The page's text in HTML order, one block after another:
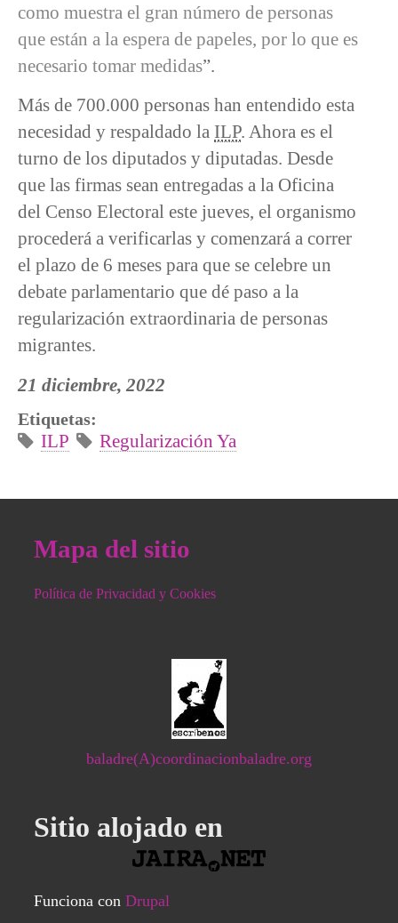
como muestra el gran número de personas
que están a la espera de papeles, por lo que es
necesario tomar medidas”.
Más de 700.000 personas han entendido esta
necesidad y respaldado la ILP. Ahora es el
turno de los diputados y diputadas. Desde
que las firmas sean entregadas a la Oficina
del Censo Electoral este jueves, el organismo
procederá a verificarlas y comenzará a correr
el plazo de 6 meses para que se celebre un
debate parlamentario que dé paso a la
regularización extraordinaria de personas
migrantes.
21 diciembre, 2022
Etiquetas:
ILP Regularización Ya
Mapa del sitio
Política de Privacidad y Cookies
baladre(A)coordinacionbaladre.org
Sitio alojado en
Funciona con Drupal